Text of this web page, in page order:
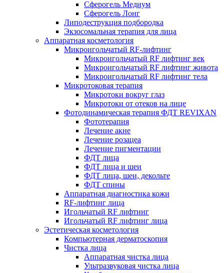
Сферогель Медиум
Сферогель Лонг
Липодеструкция подбородка
Экзосомальная терапия для лица
Аппаратная косметология
Микроигольчатый RF-лифтинг
Микроигольчатый RF лифтинг век
Микроигольчатый RF лифтинг живота
Микроигольчатый RF лифтинг тела
Микротоковая терапия
Микротоки вокруг глаз
Микротоки от отеков на лице
Фотодинамическая терапия ФДТ REVIXAN
Фототерапия
Лечение акне
Лечение розацеа
Лечение пигментации
ФДТ лица
ФДТ лица и шеи
ФДТ лица, шеи, декольте
ФДТ спины
Аппаратная диагностика кожи
RF-лифтинг лица
Игольчатый RF лифтинг
Игольчатый RF лифтинг лица
Эстетическая косметология
Компьютерная дерматоскопия
Чистка лица
Аппаратная чистка лица
Ультразвуковая чистка лица